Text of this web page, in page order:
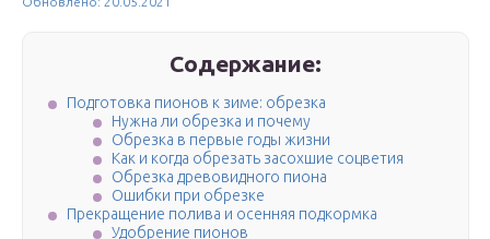
Содержание:
Подготовка пионов к зиме: обрезка
Нужна ли обрезка и почему
Обрезка в первые годы жизни
Как и когда обрезать засохшие соцветия
Обрезка древовидного пиона
Ошибки при обрезке
Прекращение полива и осенняя подкормка
Удобрение пионов